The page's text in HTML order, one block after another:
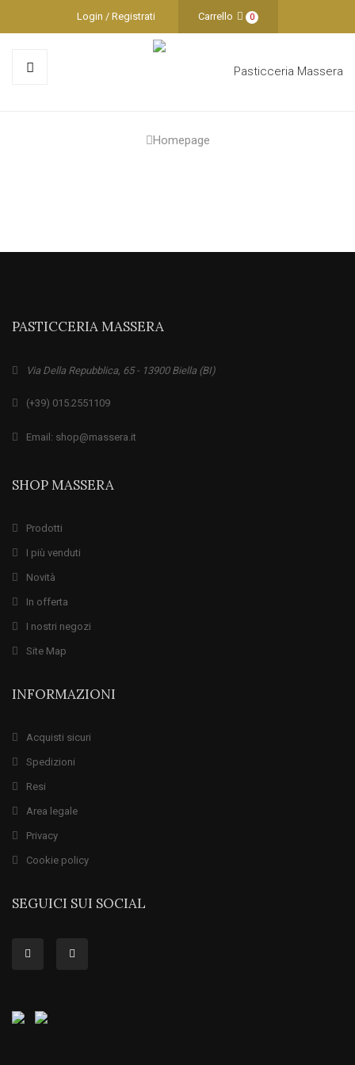
Login / Registrati Carrello 0
Homepage
PASTICCERIA MASSERA
Via Della Repubblica, 65 - 13900 Biella (BI)
(+39) 015.2551109
Email: shop@massera.it
SHOP MASSERA
Prodotti
I più venduti
Novità
In offerta
I nostri negozi
Site Map
INFORMAZIONI
Acquisti sicuri
Spedizioni
Resi
Area legale
Privacy
Cookie policy
SEGUICI SUI SOCIAL